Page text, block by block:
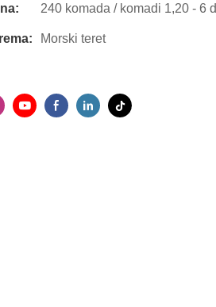
240 komada / komadi 1,20 - 6
Morski teret